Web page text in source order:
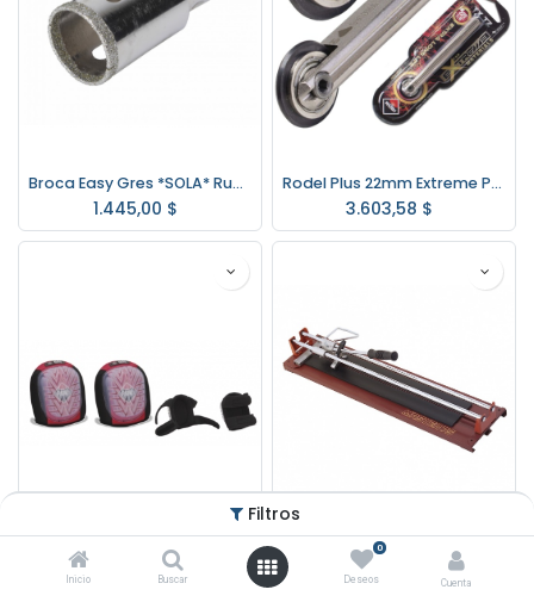
Filtros
Inicio Buscar
0
Deseos Cuenta
Broca Easy Gres *SOLA* Rubi 20mm. 1/2" 05961
1.445,00 $
Rodel Plus 22mm Extreme Para Tx/tz 01900 Rubi
3.603,58 $
3.357,50$ 6.990,00